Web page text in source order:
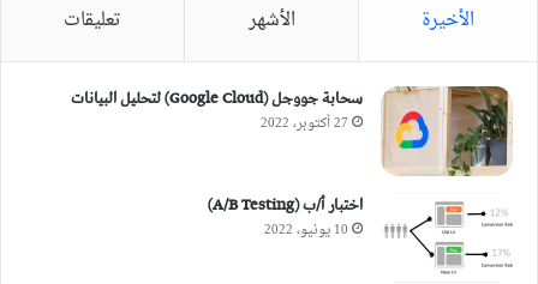
الأخيرة الأشهر تعليقات
سحابة جووجل (Google Cloud) لتحليل البيانات
27 أكتوبر، 2022
اختبار أ/ب (A/B Testing)
10 يونيو، 2022